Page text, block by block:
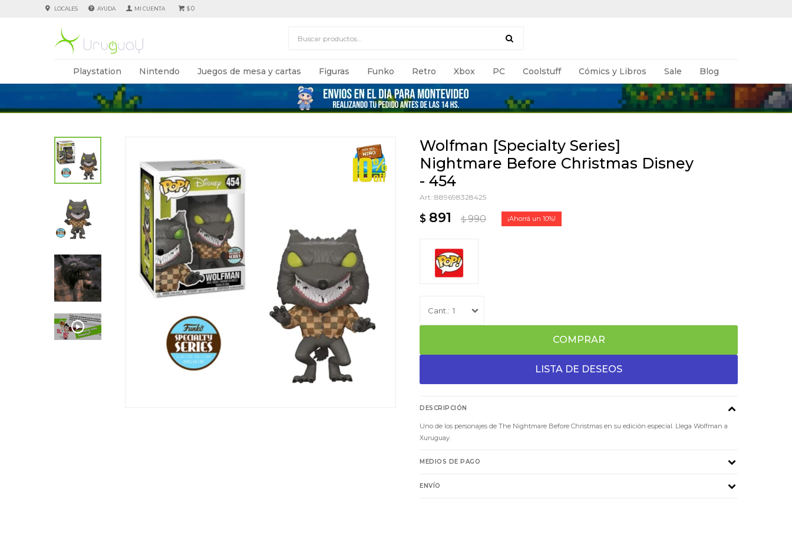
Playstation Nintendo Juegos de mesa y cartas Figuras Funko Retro Xbox PC Coolstuff Cómics y Libros Sale Blog
$0
LOCALES AYUDA
Wolfman [Specialty Series]
Nightmare Before Christmas Disney
- 454
889698328425
$ 891 $ 990 10
1
COMPRAR
DESCRIPCIÓN
Uno de los personajes de The Nightmare Before Christmas en su edición especial. Llega Wolfman a
Xuruguay.
MEDIOS DE PAGO
ENVÍO